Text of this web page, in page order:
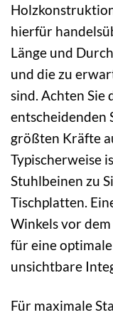
hierfür
Länge und
und die zu
sind. Achten Sie
entscheidenden
größten Kräfte
Typischerweise
Stuhlbeinen zu
Tischplatten.
Winkels vor
für eine
unsichtbare
Für maximale